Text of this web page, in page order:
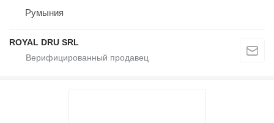
Румыния
ROYAL DRU SRL